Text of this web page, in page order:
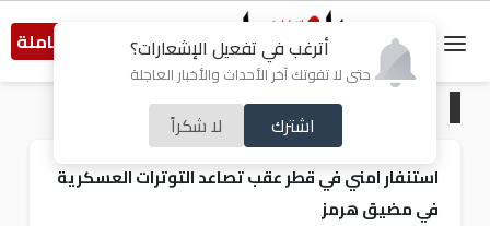
أترغب في تفعيل الإشعارات؟
حتى لا تفوتك آخر الأحداث والأخبار العاجلة
اشترك لا شكراً
النسخة الكاملة
عربي و دولي
استنفار امني في قطر عقب تصاعد التوترات العسكرية
في مضيق هرمز